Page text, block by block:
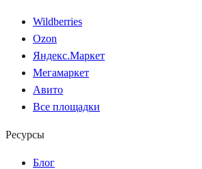
Wildberries
Ozon
Яндекс.Маркет
Мегамаркет
Авито
Все площадки
Ресурсы
Блог